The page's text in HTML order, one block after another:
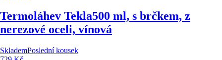
Termoláhev Tekla500 ml, s brčkem, z
nerezové oceli, vínová
SklademPoslední kousek